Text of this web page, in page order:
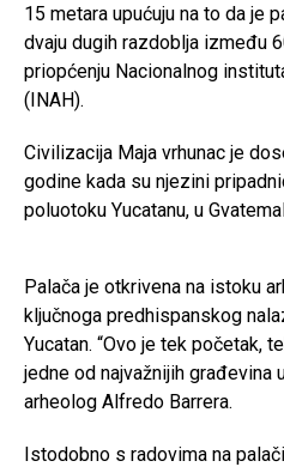
15 metara upućuju na to da je
dvaju dugih razdoblja između
priopćenju Nacionalnog
(INAH).
Civilizacija Maja vrhunac je
godine kada su njezini
poluotoku Yucatanu, u
Palača je otkrivena na istoku
ključnoga predhispanskog
Yucatan. “Ovo je tek početak,
jedne od najvažnijih građevina
arheolog Alfredo Barrera.
Istodobno s radovima na